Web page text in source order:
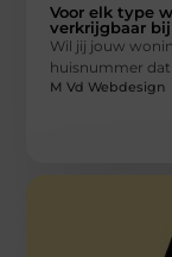
Voor elk type
verkrijgbaar
Wil jij jouw
huisnummer
M Vd Webdesign